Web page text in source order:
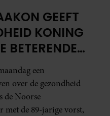
GEEFT
KONING
BETERENDE
een
over de gezondheid
de Noorse
met de 89-jarige vorst,